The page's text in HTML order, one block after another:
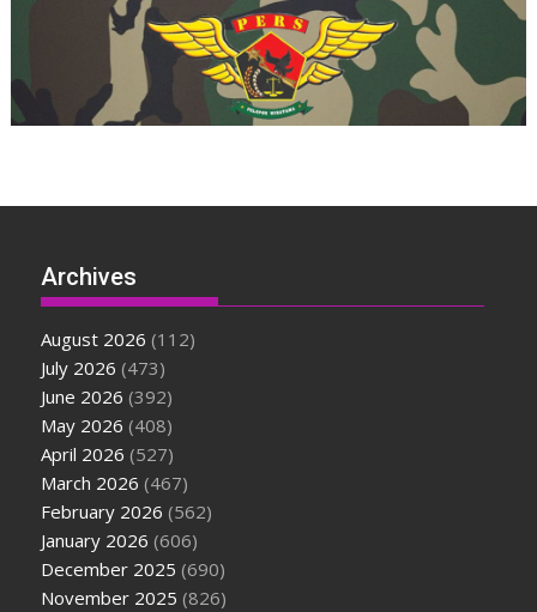
Archives
August 2026 (112)
July 2026 (473)
June 2026 (392)
May 2026 (408)
April 2026 (527)
March 2026 (467)
February 2026 (562)
January 2026 (606)
December 2025 (690)
November 2025 (826)